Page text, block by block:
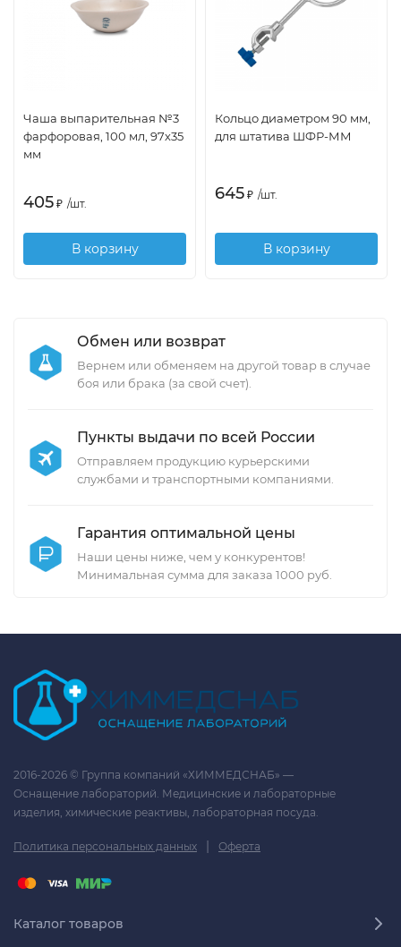
Чаша выпарительная №3
фарфоровая, 100 мл, 97х35
мм
405 ₽ /шт.
В корзину
Кольцо диаметром 90 мм,
для штатива ШФР-ММ
645 ₽ /шт.
В корзину
Обмен или возврат
Вернем или обменяем на другой товар в случае
боя или брака (за свой счет).
Пункты выдачи по всей России
Отправляем продукцию курьерскими
службами и транспортными компаниями.
Гарантия оптимальной цены
Наши цены ниже, чем у конкурентов!
Минимальная сумма для заказа 1000 руб.
2016-2026 © Группа компаний «ХИММЕДСНАБ» —
Оснащение лабораторий. Медицинские и лабораторные
изделия, химические реактивы, лабораторная посуда.
Политика персональных данных | Оферта
Каталог товаров